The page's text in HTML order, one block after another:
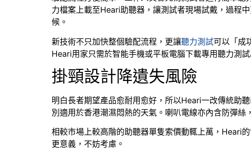
力檔案上載至Heari助聽器，讓測試者現場試戴，過程
候。
新技術不只加快整個驗配流程，更讓聽力測試可以「成
Heari用家只需於智能手機或平板電腦下載專用聽力測
掛頸設計降遺失風險
明白長者期望產品愈耐用愈好，所以Heari一改傳統助
別適用於香港潮濕悶熱的天氣。喇叭電線亦內含防彈絲
相較市場上較高階的助聽器單隻索價動輒上萬，Heari
更意義，不妨考慮。